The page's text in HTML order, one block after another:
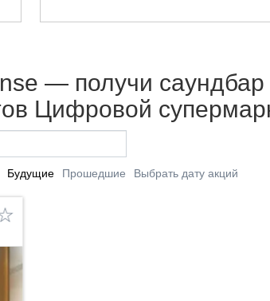
— получи
Цифровой
Будущие Прошедшие Выбрать дату акций